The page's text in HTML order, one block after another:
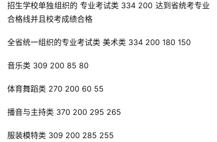
招生学校单独组织的 专业考试类 334 200 达到省统考专业
合格线并且校考成绩合格
全省统一组织的专业考试类 美术类 334 200 180 150
音乐类 309 200 85 80
体育舞蹈类 270 200 60 55
播音与主持类 370 200 295 265
服装模特类 309 200 285 255